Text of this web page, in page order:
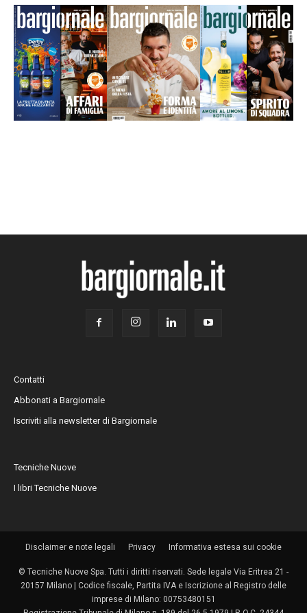
Contatti
Abbonati a Bargiornale
Iscriviti alla newsletter di Bargiornale
Tecniche Nuove
I libri Tecniche Nuove
Disclaimer e note legali Privacy Informativa estesa sui cookie
© Tecniche Nuove Spa. Tutti i diritti riservati. Sede legale Via Eritrea 21 -
20157 Milano | Codice fiscale, Partita IVA e Iscrizione al Registro delle
imprese di Milano: 00753480151